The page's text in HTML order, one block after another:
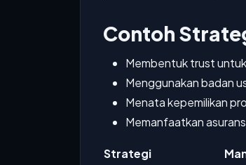
Contoh
Membentuk trust
Menggunakan badan
Menata kepemilikan
Memanfaatkan
Strategi